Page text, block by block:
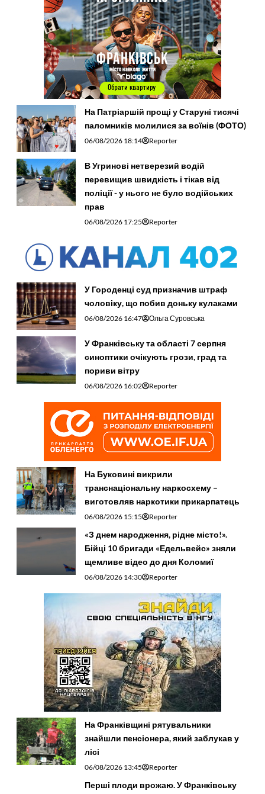
На Патріаршій прощі у Старуні тисячі
паломників молилися за воїнів (ФОТО)
06/08/2026 18:14 Reporter
В Угринові нетверезий водій
перевищив швидкість і тікав від
поліції - у нього не було водійських
прав
06/08/2026 17:25 Reporter
У Городенці суд призначив штраф
чоловіку, що побив доньку кулаками
06/08/2026 16:47 Ольга Суровська
У Франківську та області 7 серпня
синоптики очікують грози, град та
пориви вітру
06/08/2026 16:02 Reporter
На Буковині викрили
транснаціональну наркосхему –
виготовляв наркотики прикарпатець
06/08/2026 15:15 Reporter
«З днем народження, рідне місто!».
Бійці 10 бригади «Едельвейс» зняли
щемливе відео до дня Коломиї
06/08/2026 14:30 Reporter
На Франківщині рятувальники
знайшли пенсіонера, який заблукав у
лісі
06/08/2026 13:45 Reporter
Перші плоди врожаю. У Франківську